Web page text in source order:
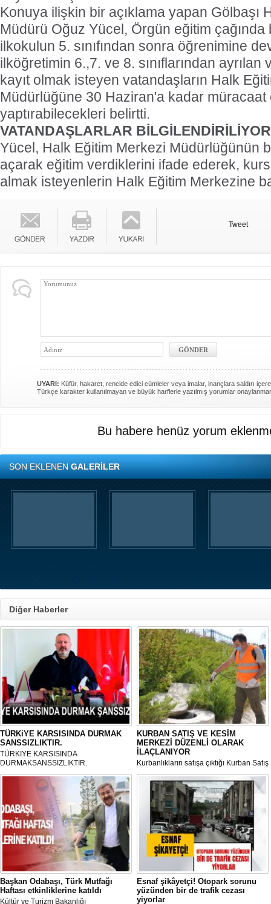
Konuya ilişkin bir açıklama yapan Gölbaşı
Müdürü Oğuz Yücel, Örgün eğitim çağında
ilkokulun 5. sınıfından sonra öğrenimine
ilköğretimin 6.,7. ve 8. sınıflarından ayrılan
kayıt olmak isteyen vatandaşların Halk
Müdürlüğüne 30 Haziran'a kadar müracaat
yaptırabilecekleri belirtti.
VATANDAŞLARLAR BİLGİLENDİRİLİYOR
Yücel, Halk Eğitim Merkezi Müdürlüğünün
açarak eğitim verdiklerini ifade ederek,
almak isteyenlerin Halk Eğitim Merkezine
Tweet
UYARI: Küfür, hakaret, rencide edici cümleler veya imalar, inançlara saldırı
Türkçe karakter kullanılmayan ve büyük harflerle yazılmış yorumlar
Bu habere henüz yorum
SON EKLENENGALERİLER
Diğer Haberler
TÜRKiYE KARSISINDA DURMAK
SANSSIZLIKTIR.
TÜRKIYE KARSISINDA
DURMAKSANSSIZLIKTIR.
KURBAN SATIŞ VE KESİM
MERKEZİ DÜZENLİ OLARAK
İLAÇLANIYOR
Kurbanlıkların satışa çıktığı Kurban Satış
ve Kesim Merkezi, haşere ve
mikropların önüne geçilmesi amacıyla
her gün Gölbaşı Belediyesi ekipleri
tarafından düzenli olarak ilaçlanıyor.
Başkan Odabaşı, Türk Mutfağı
Haftası etkinliklerine katıldı
Kültür ve Turizm Bakanlığı
Esnaf şikâyetçi! Otopark sorunu
yüzünden bir de trafik cezası
yiyorlar